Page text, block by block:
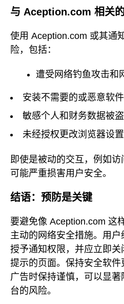
与 Aception.com 相关
使用 Aception.com 或其通
险，包括：
遭受网络钓鱼攻击和
安装不需要的或恶意软件
敏感个人和财务数据被盗
未经授权更改浏览器设置
即使是被动的交互，例如
可能严重损害用户安全。
结语：预防是关键
要避免像 Aception.com 这
主动的网络安全措施。用
授予通知权限，并应立即
提示的页面。保持安全软
广告时保持谨慎，可以显
台的风险。